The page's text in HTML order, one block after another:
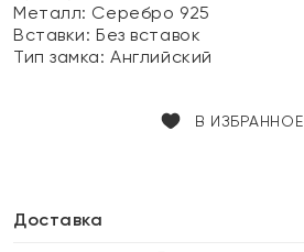
Металл: Серебро 925
Вставки:Без вставок
Тип замка:Английский
В ИЗБРАННОЕ
Доставка